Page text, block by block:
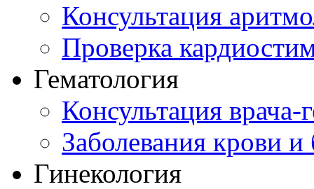
Консультация
Проверка
Гематология
Консультация врача-
Заболевания крови и
Гинекология